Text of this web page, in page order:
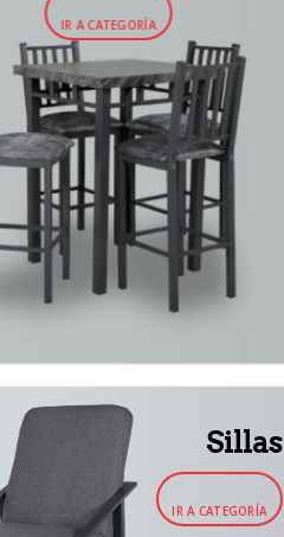
IR A CATEGORÍA
Sillas
IR A CATEGORÍA